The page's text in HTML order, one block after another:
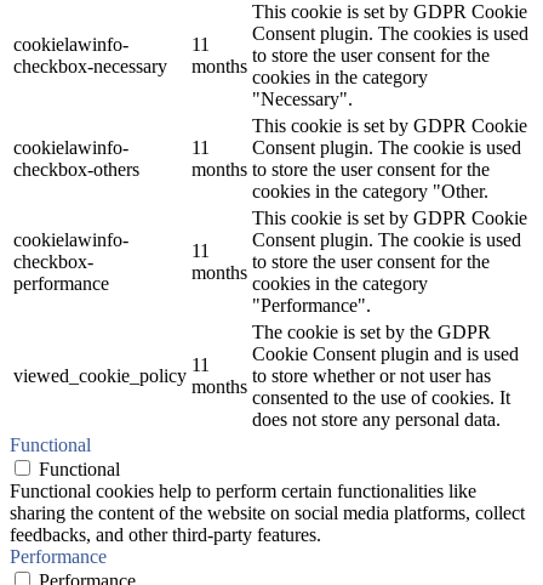
cookielawinfo-
checkbox-necessary
11
months
This cookie is set by GDPR Cookie
Consent plugin. The cookies is used
to store the user consent for the
cookies in the category
"Necessary".
cookielawinfo-
checkbox-others
11
months
This cookie is set by GDPR Cookie
Consent plugin. The cookie is used
to store the user consent for the
cookies in the category "Other.
cookielawinfo-
checkbox-
performance
11
months
This cookie is set by GDPR Cookie
Consent plugin. The cookie is used
to store the user consent for the
cookies in the category
"Performance".
viewed_cookie_policy
11
months
The cookie is set by the GDPR
Cookie Consent plugin and is used
to store whether or not user has
consented to the use of cookies. It
does not store any personal data.
Functional
Functional
Functional cookies help to perform certain functionalities like
sharing the content of the website on social media platforms, collect
feedbacks, and other third-party features.
Performance